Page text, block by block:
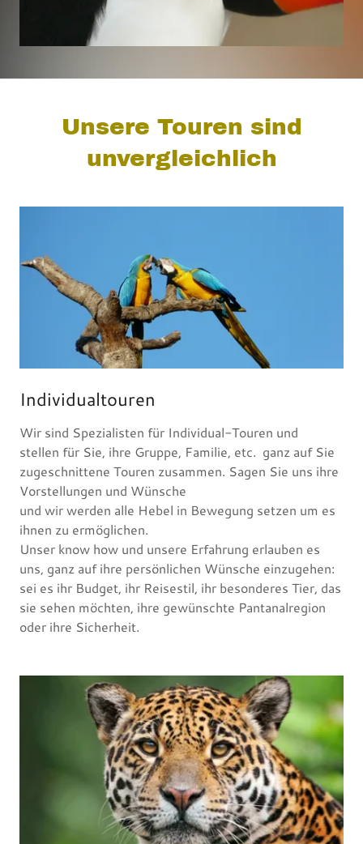
Unsere Touren sind
unvergleichlich
Individualtouren
Wir sind Spezialisten für Individual-Touren und
stellen für Sie, ihre Gruppe, Familie, etc. ganz auf Sie
zugeschnittene Touren zusammen. Sagen Sie uns ihre
Vorstellungen und Wünsche
und wir werden alle Hebel in Bewegung setzen um es
ihnen zu ermöglichen. ​
Unser know how und unsere Erfahrung erlauben es
uns, ganz auf ihre persönlichen Wünsche einzugehen:
sei es ihr Budget, ihr Reisestil, ihr besonderes Tier, das
sie sehen möchten, ihre gewünschte Pantanalregion
oder ihre Sicherheit.